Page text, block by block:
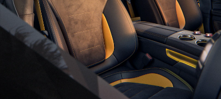
Brake
C-Klasse
Stationcar
E-Klasse
Stationcar
E-Klasse
All-Terrain